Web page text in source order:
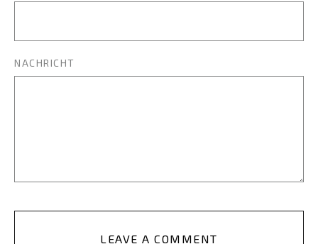
NACHRICHT
LEAVE A COMMENT